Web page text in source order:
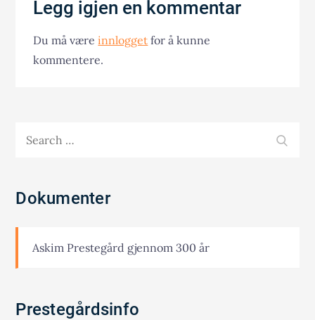
Legg igjen en kommentar
Du må væreinnlogget for å kunne
kommentere.
Dokumenter
Askim Prestegård gjennom 300 år
Prestegårdsinfo